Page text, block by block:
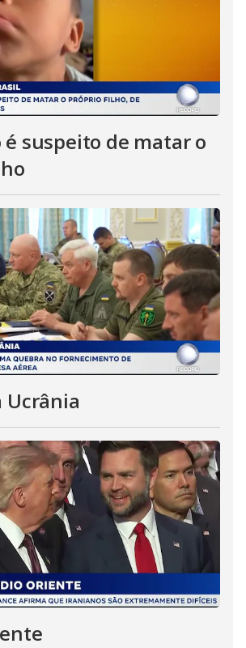
é suspeito de matar o
Ucrânia